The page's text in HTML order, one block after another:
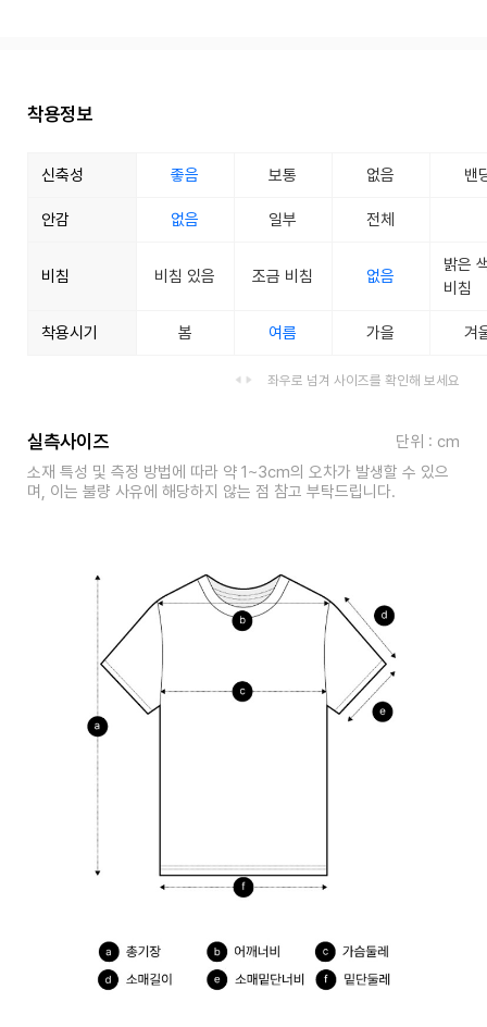
착용정보
신축성 좋음 보통 없음 밴
안감 없음 일부 전체
비침 비침 있음 조금 비침 없음
밝은
비침
착용시기 봄 여름 가을 겨
좌우로 넘겨 사이즈를 확인해 보세요
실측사이즈
단위 : cm
소재 특성 및 측정 방법에 따라 약 1~3cm의 오차가 발생할 수 있으
며, 이는 불량 사유에 해당하지 않는 점 참고 부탁드립니다.